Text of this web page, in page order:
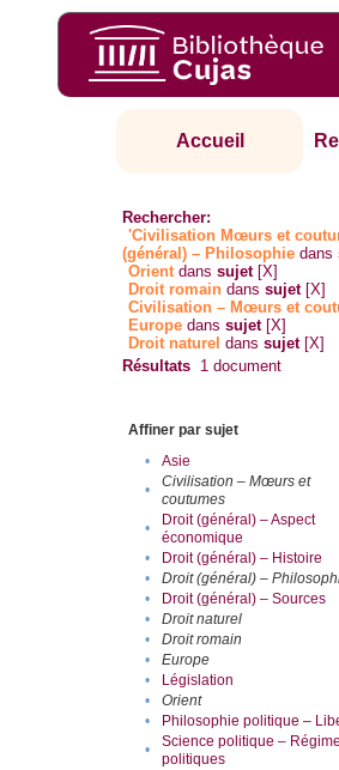
Accueil
Rechercher:
'Civilisation Mœurs et
(général) – Philosophie dans
Orientdanssujet [X]
Droit romain danssujet [X]
Civilisation – Mœurs et
Europe danssujet [X]
Droit naturel danssujet [X]
Résultats 1 document
Affiner par sujet
•
Asie
•
Civilisation – Mœurs et
coutumes
•
Droit (général) – Aspect
économique
• Droit (général) – Histoire
•
Droit (général) –
•
Droit (général) – Sources
•
Droit naturel
•
Droit romain
•
Europe
•
Législation
•
Orient
•
Philosophie politique –
•
Science politique –
politiques